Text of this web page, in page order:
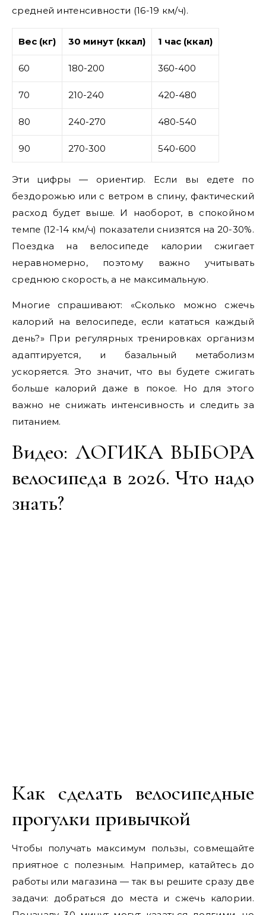
средней интенсивности (16-19 км/ч).
Вес (кг) 30 минут (ккал) 1 час (ккал)
60 180-200 360-400
70 210-240 420-480
80 240-270 480-540
90 270-300 540-600
Эти цифры — ориентир. Если вы едете по
бездорожью или с ветром в спину, фактический
расход будет выше. И наоборот, в спокойном
темпе (12-14 км/ч) показатели снизятся на 20-30%.
Поездка на велосипеде калории сжигает
неравномерно, поэтому важно учитывать
среднюю скорость, а не максимальную.
Многие спрашивают: «Сколько можно сжечь
калорий на велосипеде, если кататься каждый
день?» При регулярных тренировках организм
адаптируется, и базальный метаболизм
ускоряется. Это значит, что вы будете сжигать
больше калорий даже в покое. Но для этого
важно не снижать интенсивность и следить за
питанием.
Видео: ЛОГИКА ВЫБОРА
велосипеда в 2026. Что надо
знать?
Как сделать велосипедные
прогулки привычкой
Чтобы получать максимум пользы, совмещайте
приятное с полезным. Например, катайтесь до
работы или магазина — так вы решите сразу две
задачи: добраться до места и сжечь калории.